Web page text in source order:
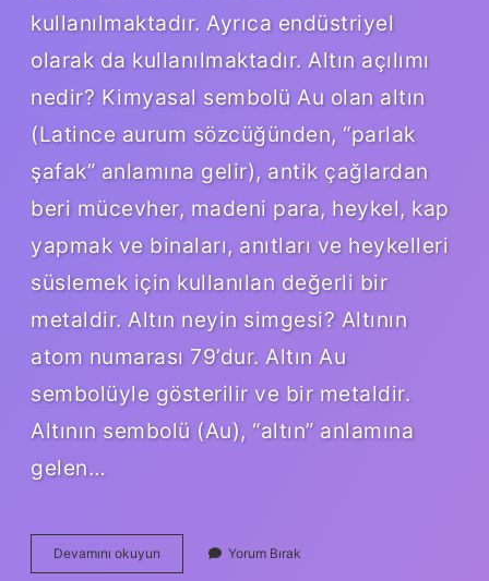
kullanılmaktadır. Ayrıca endüstriyel
olarak da kullanılmaktadır. Altın açılımı
nedir? Kimyasal sembolü Au olan altın
(Latince aurum sözcüğünden, “parlak
şafak” anlamına gelir), antik çağlardan
beri mücevher, madeni para, heykel, kap
yapmak ve binaları, anıtları ve heykelleri
süslemek için kullanılan değerli bir
metaldir. Altın neyin simgesi? Altının
atom numarası 79’dur. Altın Au
sembolüyle gösterilir ve bir metaldir.
Altının sembolü (Au), “altın” anlamına
gelen…
Devamını okuyun
Demek
Yorum Bırak